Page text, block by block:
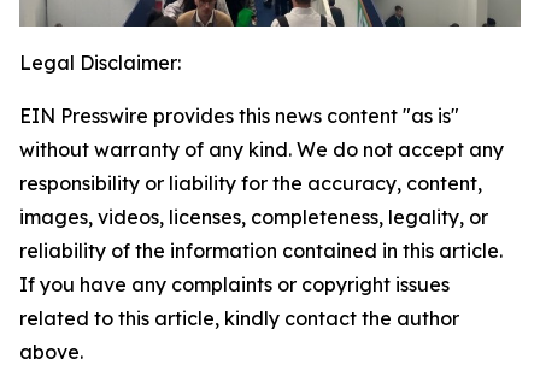
Legal Disclaimer:
EIN Presswire provides this news content "as is"
without warranty of any kind. We do not accept any
responsibility or liability for the accuracy, content,
images, videos, licenses, completeness, legality, or
reliability of the information contained in this article.
If you have any complaints or copyright issues
related to this article, kindly contact the author
above.